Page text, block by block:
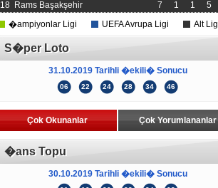
18 Rams Başakşehir 7 1 1 5
�ampiyonlar Ligi
UEFA Avrupa Ligi Alt Lig
S�per Loto
31.10.2019 Tarihli �ekili� Sonucu
06 22 24 28 34 46
Çok Okunanlar Çok Yorumlananlar
�ans Topu
30.10.2019 Tarihli �ekili� Sonucu